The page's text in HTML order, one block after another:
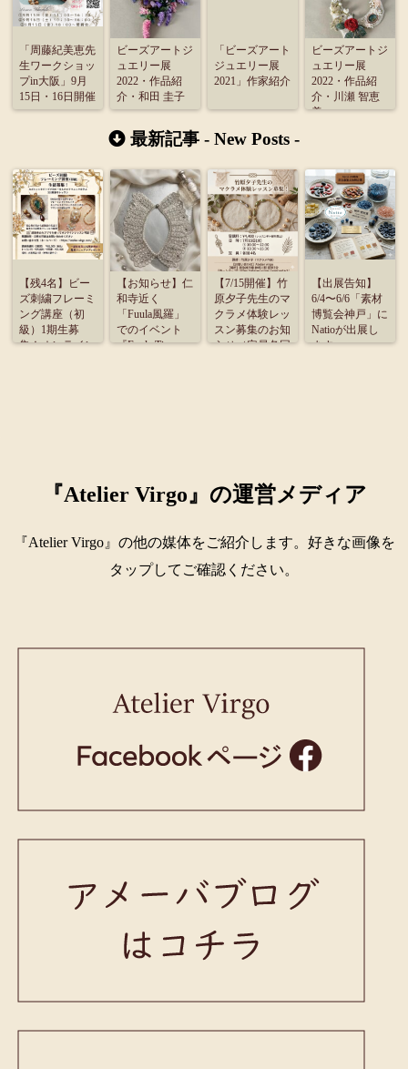
「周藤紀美恵先
生ワークショッ
プin大阪」9月
15日・16日開催
ビーズアートジ
ュエリー展
2022・作品紹
介・和田 圭子
「ビーズアート
ジュエリー展
2021」作家紹介
ビーズアートジ
ュエリー展
2022・作品紹
介・川瀬 智恵
美
最新記事 - New Posts -
【残4名】ビー
ズ刺繍フレーミ
ング講座（初
級）1期生募
集！オンライン
【お知らせ】仁
和寺近く
「Fuula風羅」
でのイベント
『Fuula Time』
【7/15開催】竹
原夕子先生のマ
クラメ体験レッ
スン募集のお知
らせ（定員各回
【出展告知】
6/4〜6/6「素材
博覧会神戸」に
Natioが出展し
ます
『Atelier Virgo』の運営メディア
『Atelier Virgo』の他の媒体をご紹介します。好きな画像を
タップしてご確認ください。